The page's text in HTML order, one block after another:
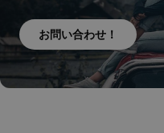
お問い合わせ！